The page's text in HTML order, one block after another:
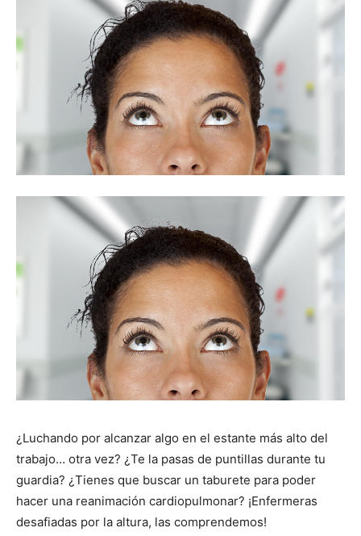
¿Luchando por alcanzar algo en el estante más alto del
trabajo… otra vez? ¿Te la pasas de puntillas durante tu
guardia? ¿Tienes que buscar un taburete para poder
hacer una reanimación cardiopulmonar? ¡Enfermeras
desafiadas por la altura, las comprendemos!